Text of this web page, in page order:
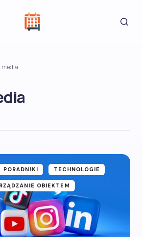
media
PORADNIKI TECHNOLOGIE
OBIEKTEM